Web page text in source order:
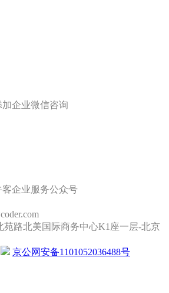
加企业微信咨询
客企业服务公众号
苑路北美国际商务中心K1座一层-北京
京公网安备1101052036488号